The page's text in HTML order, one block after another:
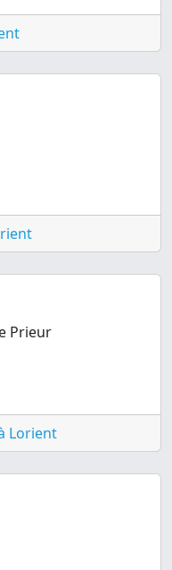
Prieur
Lorient